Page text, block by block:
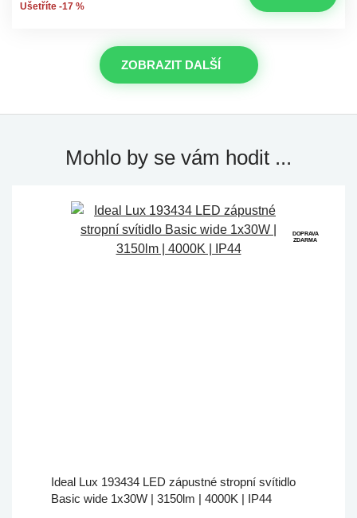
Ušetříte -17 %
ZOBRAZIT DALŠÍ
Mohlo by se vám hodit ...
DOPRAVA
ZDARMA
Ideal Lux 193434 LED zápustné stropní svítidlo
Basic wide 1x30W | 3150lm | 4000K | IP44